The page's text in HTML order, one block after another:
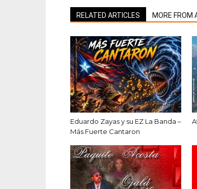
RELATED ARTICLES MORE FROM
Eduardo Zayas y su EZ La Banda –
Más Fuerte Cantaron